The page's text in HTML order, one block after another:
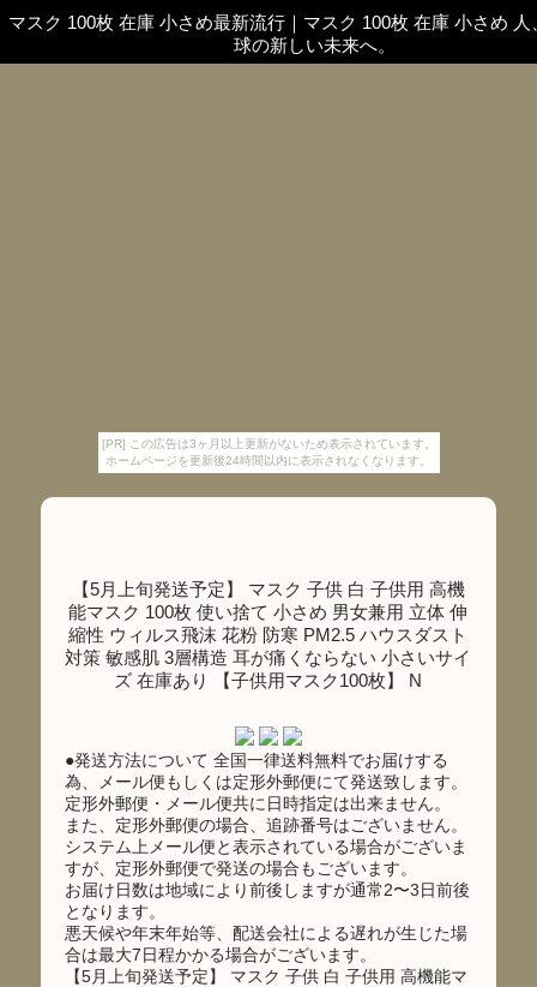
[PR] この広告は3ヶ月以上更新がないため表示されています。
ホームページを更新後24時間以内に表示されなくなります。
マスク 100枚 在庫 小さめ最新流行｜ マスク 100枚 在庫 小さめ 人
球の新しい未来へ。
【5月上旬発送予定】 マスク 子供 白 子供用 高機
能マスク 100枚 使い捨て 小さめ 男女兼用 立体 伸
縮性 ウィルス飛沫 花粉 防寒 PM2.5 ハウスダスト
対策 敏感肌 3層構造 耳が痛くならない 小さいサイ
ズ 在庫あり 【子供用マスク100枚】 N
●発送方法について 全国一律送料無料でお届けする
為、メール便もしくは定形外郵便にて発送致します。
定形外郵便・メール便共に日時指定は出来ません。
また、定形外郵便の場合、追跡番号はございません。
システム上メール便と表示されている場合がございま
すが、定形外郵便で発送の場合もございます。
お届け日数は地域により前後しますが通常2〜3日前後
となります。
悪天候や年末年始等、配送会社による遅れが生じた場
合は最大7日程かかる場合がございます。
【5月上旬発送予定】 マスク 子供 白 子供用 高機能マ